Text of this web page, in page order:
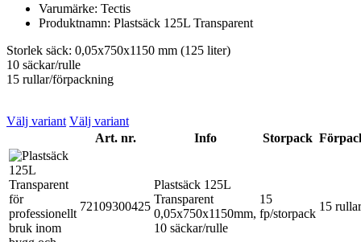
Varumärke: Tectis
Produktnamn: Plastsäck 125L Transparent
Storlek säck: 0,05x750x1150 mm (125 liter)
10 säckar/rulle
15 rullar/förpackning
Välj variant Välj variant
Art. nr.
Info Storpack
72109300425
Plastsäck 125L
Transparent
0,05x750x1150mm,
10 säckar/rulle
15
fp/storpack
15 rullar